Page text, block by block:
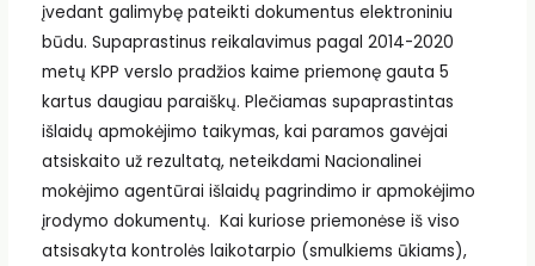
įvedant galimybę pateikti dokumentus elektroniniu
būdu. Supaprastinus reikalavimus pagal 2014-2020
metų KPP verslo pradžios kaime priemonę gauta 5
kartus daugiau paraiškų. Plečiamas supaprastintas
išlaidų apmokėjimo taikymas, kai paramos gavėjai
atsiskaito už rezultatą, neteikdami Nacionalinei
mokėjimo agentūrai išlaidų pagrindimo ir apmokėjimo
įrodymo dokumentų. Kai kuriose priemonėse iš viso
atsisakyta kontrolės laikotarpio (smulkiems ūkiams),